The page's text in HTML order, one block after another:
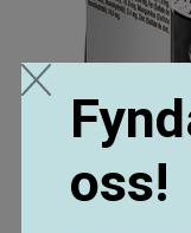
oss!